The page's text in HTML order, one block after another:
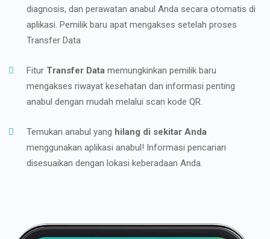
diagnosis, dan perawatan anabul Anda secara otomatis di
aplikasi. Pemilik baru apat mengakses setelah proses
Transfer Data
Fitur Transfer Data memungkinkan pemilik baru
mengakses riwayat kesehatan dan informasi penting
anabul dengan mudah melalui scan kode QR.
Temukan anabul yang hilang di sekitar Anda
menggunakan aplikasi anabul! Informasi pencarian
disesuaikan dengan lokasi keberadaan Anda.